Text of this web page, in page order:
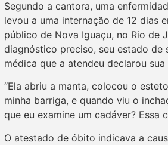
Segundo a cantora, uma
levou a uma internação de 12 dias
público de Nova Iguaçu, no Rio de
diagnóstico preciso, seu estado de
médica que a atendeu declarou
“Ela abriu a manta, colocou o
minha barriga, e quando viu o
que eu examine um cadáver? Essa
O atestado de óbito indicava a